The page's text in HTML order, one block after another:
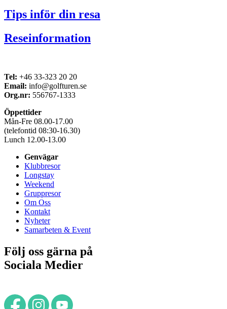
Tips inför din resa
Reseinformation
Tel: +46 33-323 20 20
Email: info@golfturen.se
Org.nr: 556767-1333
Öppettider
Mån-Fre 08.00-17.00
(telefontid 08:30-16.30)
Lunch 12.00-13.00
Genvägar
Klubbresor
Longstay
Weekend
Gruppresor
Om Oss
Kontakt
Nyheter
Samarbeten & Event
Följ oss gärna på
Sociala Medier